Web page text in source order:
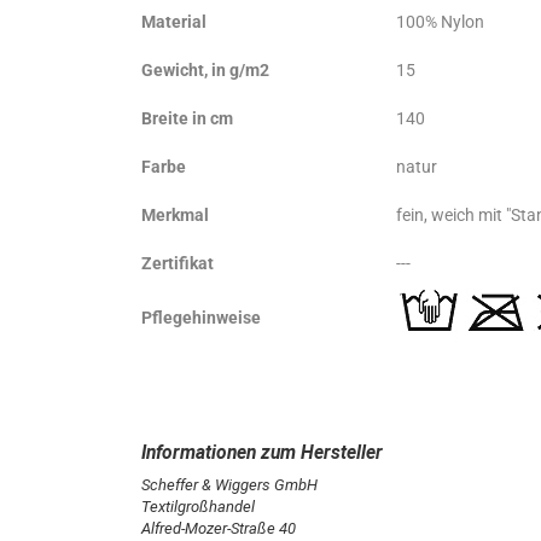
Material 100% Nylon
Gewicht, in g/m2 15
Breite in cm 140
Farbe natur
Merkmal fein, weich mit
Zertifikat ---
Pflegehinweise
Scheffer & Wiggers GmbH
Textilgroßhandel
Alfred-Mozer-Straße 40